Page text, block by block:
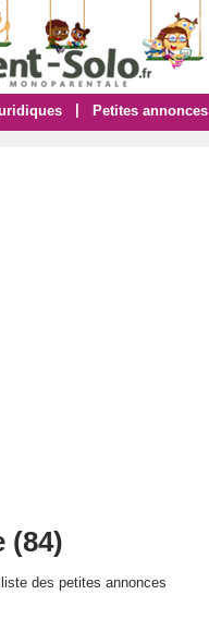
Petites annonces
(84)
des petites annonces